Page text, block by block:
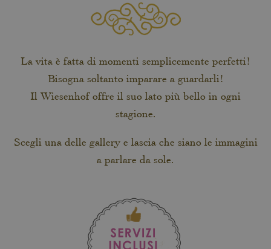
La vita è fatta di momenti semplicemente perfetti!
Bisogna soltanto imparare a guardarli!
Il Wiesenhof offre il suo lato più bello in ogni
stagione.
Scegli una delle gallery e lascia che siano le immagini
a parlare da sole.